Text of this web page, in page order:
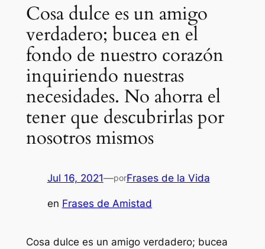
Cosa dulce es un amigo
verdadero; bucea en el
fondo de nuestro corazón
inquiriendo nuestras
necesidades. No ahorra el
tener que descubrirlas por
nosotros mismos
Jul 16, 2021—porFrases de la Vida
en Frases de Amistad
Cosa dulce es un amigo verdadero; bucea